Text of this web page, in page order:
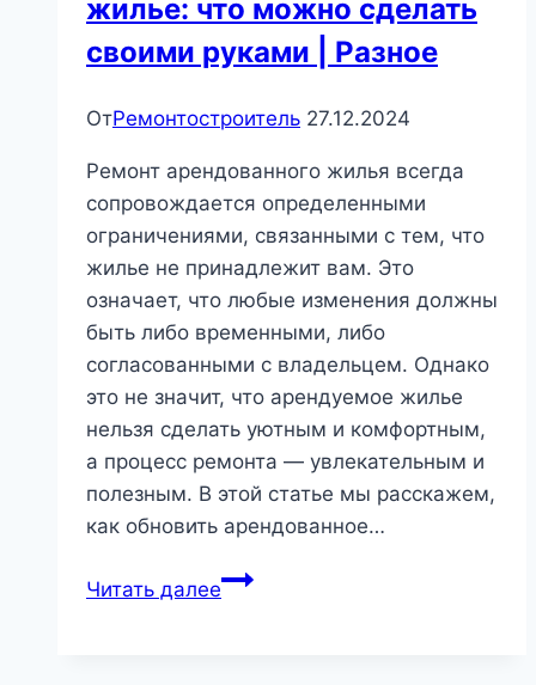
жилье: что можно сделать
своими руками | Разное
ОтРемонтостроитель 27.12.2024
Ремонт арендованного жилья всегда
сопровождается определенными
ограничениями, связанными с тем, что
жилье не принадлежит вам. Это
означает, что любые изменения должны
быть либо временными, либо
согласованными с владельцем. Однако
это не значит, что арендуемое жилье
нельзя сделать уютным и комфортным,
а процесс ремонта — увлекательным и
полезным. В этой статье мы расскажем,
как обновить арендованное…
Читать далееРемонт